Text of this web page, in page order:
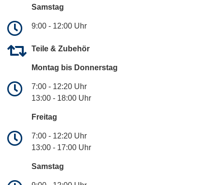
Samstag
9:00 - 12:00 Uhr
Teile & Zubehör
Montag bis Donnerstag
7:00 - 12:20 Uhr
13:00 - 18:00 Uhr
Freitag
7:00 - 12:20 Uhr
13:00 - 17:00 Uhr
Samstag